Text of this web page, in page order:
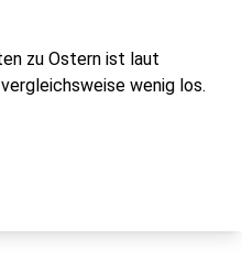
zu Ostern ist laut
wenig los.